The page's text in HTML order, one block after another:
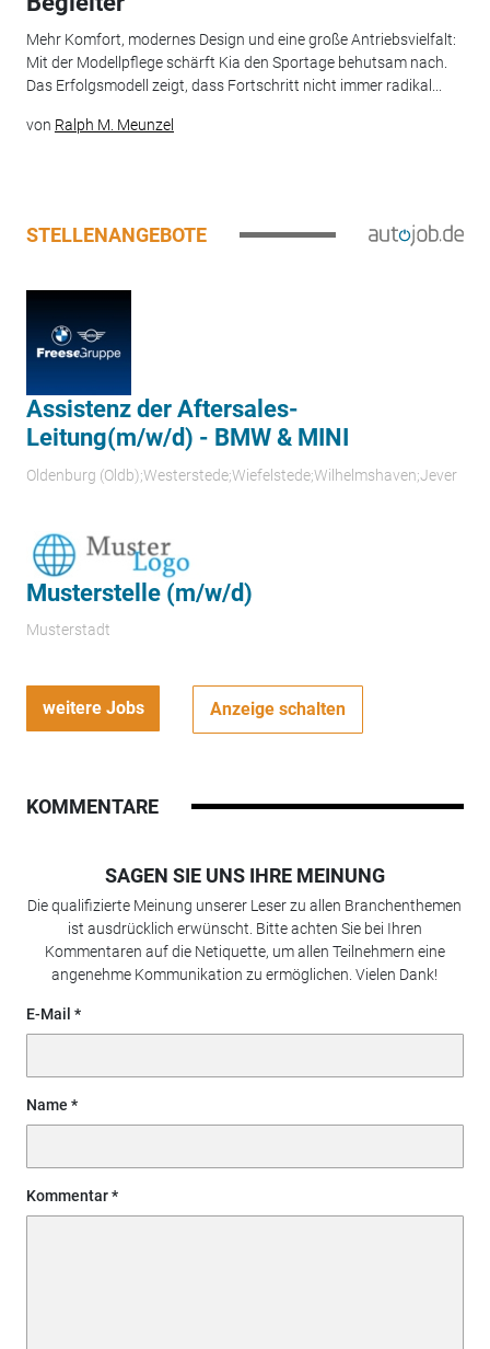
Mehr Komfort, modernes Design und eine große Antriebsvielfalt:
Mit der Modellpflege schärft Kia den Sportage behutsam nach.
Das Erfolgsmodell zeigt, dass Fortschritt nicht immer radikal...
von Ralph M. Meunzel
STELLENANGEBOTE
Assistenz der Aftersales-
Leitung(m/w/d) - BMW & MINI
Oldenburg (Oldb);Westerstede;Wiefelstede;Wilhelmshaven;Jever
Musterstelle (m/w/d)
Musterstadt
weitere Jobs Anzeige schalten
KOMMENTARE
SAGEN SIE UNS IHRE MEINUNG
Die qualifizierte Meinung unserer Leser zu allen Branchenthemen
ist ausdrücklich erwünscht. Bitte achten Sie bei Ihren
Kommentaren auf die Netiquette, um allen Teilnehmern eine
angenehme Kommunikation zu ermöglichen. Vielen Dank!
E-Mail
Name
Kommentar